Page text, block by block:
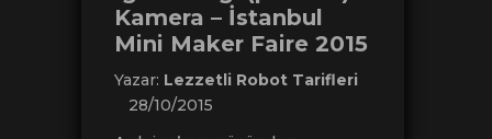
Kamera – İstanbul
Mini Maker Faire 2015
Yazar: Lezzetli Robot Tarifleri
28/10/2015